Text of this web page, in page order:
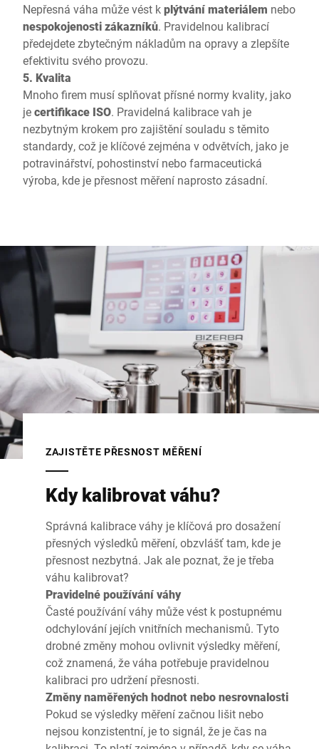
Nepřesná váha může vést kplýtvání materiálem nebo
nespokojenosti zákazníků. Pravidelnou kalibrací
předejdete zbytečným nákladům na opravy a zlepšíte
efektivitu svého provozu.
5. Kvalita
Mnoho firem musí splňovat přísné normy kvality, jako
jecertifikace ISO. Pravidelná kalibrace vah je
nezbytným krokem pro zajištění souladu s těmito
standardy, což je klíčové zejména v odvětvích, jako je
potravinářství, pohostinství nebo farmaceutická
výroba, kde je přesnost měření naprosto zásadní.
ZAJISTĚTE PŘESNOST MĚŘENÍ
Kdy kalibrovat váhu?
Správná kalibrace váhy je klíčová pro dosažení
přesných výsledků měření, obzvlášť tam, kde je
přesnost nezbytná. Jak ale poznat, že je třeba
váhu kalibrovat?
Pravidelné používání váhy
Časté používání váhy může vést k postupnému
odchylování jejích vnitřních mechanismů. Tyto
drobné změny mohou ovlivnit výsledky měření,
což znamená, že váha potřebuje pravidelnou
kalibraci pro udržení přesnosti.
Změny naměřených hodnot nebo nesrovnalosti
Pokud se výsledky měření začnou lišit nebo
nejsou konzistentní, je to signál, že je čas na